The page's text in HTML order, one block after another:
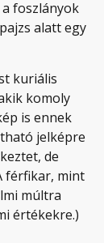
foszlányok
alatt egy
kuriális
komoly
is ennek
jelképre
de
férfikar, mint
múltra
értékekre.)